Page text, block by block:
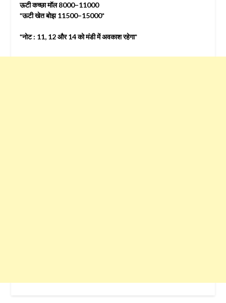
ऊटी कच्छा मॉल 8000–11000
*ऊटी खेत बोझ 11500–15000*
*नोट : 11, 12 और 14 को मंडी में अवकाश रहेगा*